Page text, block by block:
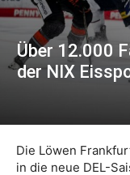
Über 12.000
der NIX
Die Löwen
in die neue DEL-